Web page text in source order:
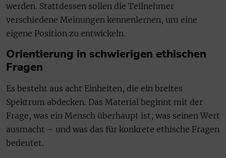
werden. Stattdessen sollen die Teilnehmer
verschiedene Meinungen kennenlernen, um eine
eigene Position zu entwickeln.
Orientierung in schwierigen ethischen
Fragen
Es besteht aus acht Einheiten, die ein breites
Spektrum abdecken. Das Material beginnt mit der
Frage, was ein Mensch überhaupt ist, was seinen Wert
ausmacht – und was das für konkrete ethische Fragen
bedeutet.